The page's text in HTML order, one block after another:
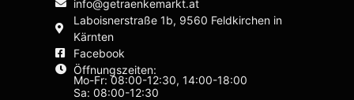
info@getraenkemarkt.at
Laboisnerstraße 1b, 9560 Feldkirchen in
Kärnten
Facebook
Öffnungszeiten:
Mo-Fr: 08:00-12:30, 14:00-18:00
Sa: 08:00-12:30